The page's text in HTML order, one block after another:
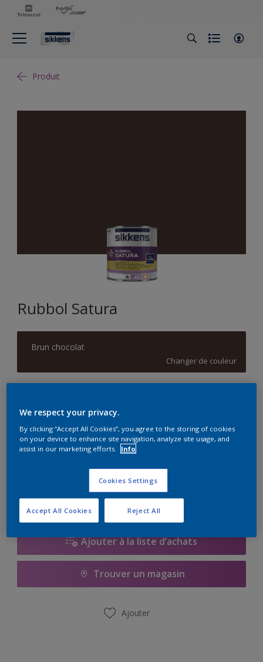
Produit
Rubbol Satura
Brun chocolat
Changer de couleur
1L
Quantité Calculateur de peinture
Calculer
Ajouter à la liste d’achats
Trouver un magasin
Ajouter
We respect your privacy.
By clicking “Accept All Cookies”, you agree to the storing of cookies
on your device to enhance site navigation, analyze site usage, and
assist in our marketing efforts.
Info
Cookies Settings
Reject All
Accept All Cookies